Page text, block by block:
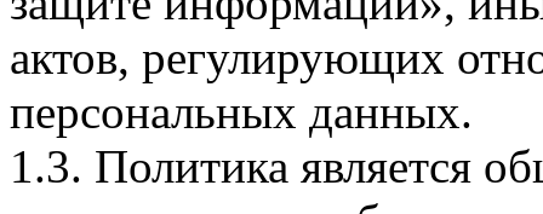
актов, регулирующих
персональных данных.
1.3. Политика является